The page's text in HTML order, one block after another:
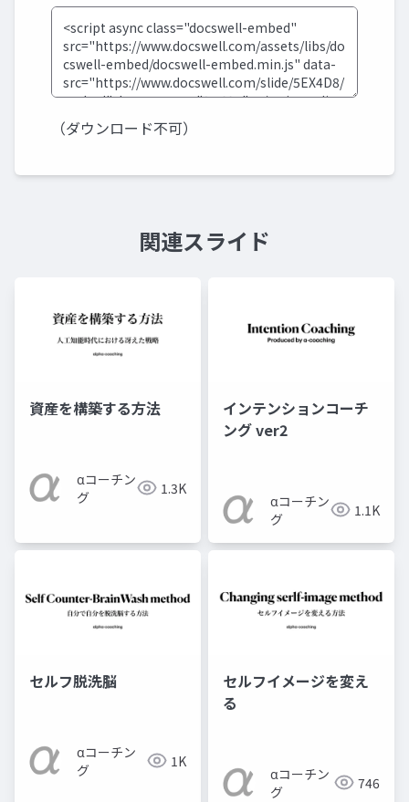
（ダウンロード不可）
関連スライド
資産を構築する方法
αコーチン
グ
1.3K
インテンションコーチ
ング ver2
αコーチン
グ
1.1K
セルフ脱洗脳
αコーチン
グ
1K
セルフイメージを変え
る
αコーチン
グ
746